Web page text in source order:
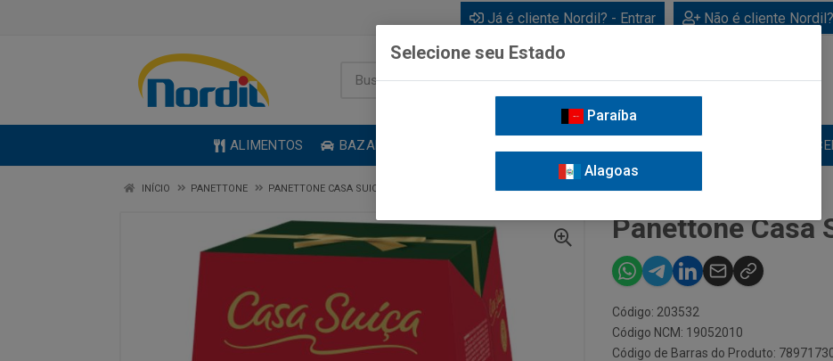
Já é cliente Nordil? - Entrar Não é cliente
ALIMENTOS BAZAR
INÍCIO PANETTONE PANETTONE CASA SUICA PANETTONE CASA SUIÇA FRUTAS 400G
Panettone Casa
Código: 203532
Código NCM: 19052010
Código de Barras do Produto:
Selecione seu Estado
Paraíba
Alagoas